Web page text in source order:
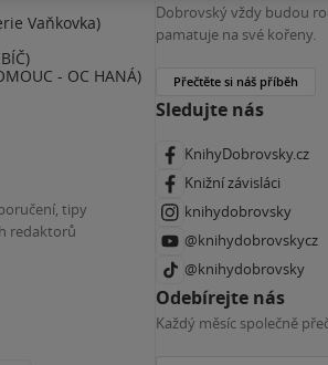
Vaňkovka)
- OC HANÁ)
tipy
redaktorů
Dobrovský vždy budou
pamatuje na své kořeny.
Přečtěte si náš příběh
Sledujte nás
KnihyDobrovsky.cz
Knižní závisláci
knihydobrovsky
@knihydobrovskycz
@knihydobrovsky
Odebírejte nás
Každý měsíc společně